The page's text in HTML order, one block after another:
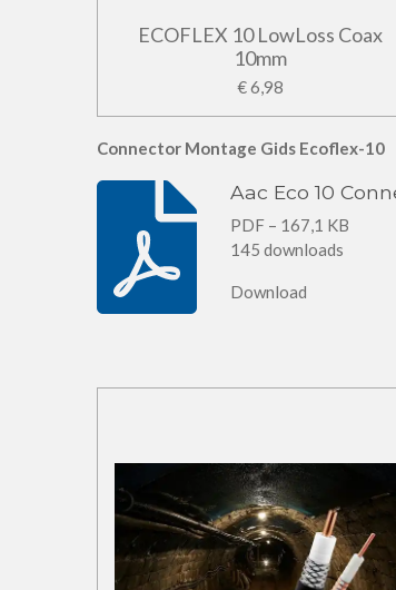
ECOFLEX 10 LowLoss Coax
10mm
€ 6,98
Connector Montage Gids Ecoflex-10
Aac Eco 10
PDF – 167,1 KB
145 downloads
Download